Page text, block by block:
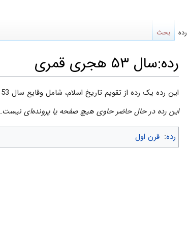
رده:سال ۵۳ هجری قمری
پرش
به
پرش
به
این رده یک رده از تقویم تاریخ اسلام، شامل وقایع سال 53 هجری قمری است.
این رده در حال حاضر حاوی هیچ صفحه یا پرونده‌ای نیست.
رده: قرن اول
رده بحث